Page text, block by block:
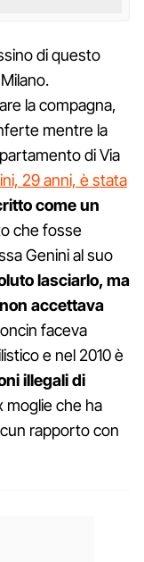
di questo
la compagna,
mentre la
di Via
29 anni, è stata
come un
che fosse
Genini al suo
lasciarlo, ma
non accettava
faceva
e nel 2010 è
illegali di
moglie che ha
rapporto con